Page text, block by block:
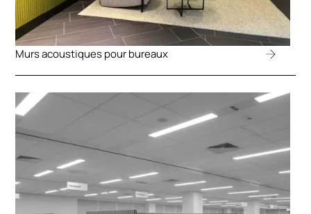
Murs acoustiques pour bureaux